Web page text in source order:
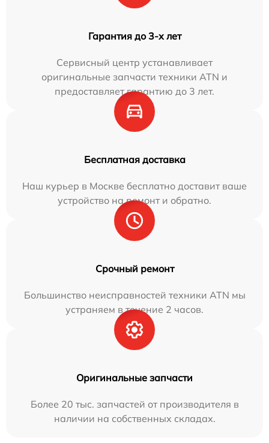
Гарантия до 3-х лет
Сервисный центр устанавливает
оригинальные запчасти техники ATN и
предоставляет гарантию до 3 лет.
Бесплатная доставка
Наш курьер в Москве бесплатно доставит ваше
устройство на ремонт и обратно.
Срочный ремонт
Большинство неисправностей техники ATN мы
устраняем в течение 2 часов.
Оригинальные запчасти
Более 20 тыс. запчастей от производителя в
наличии на собственных складах.